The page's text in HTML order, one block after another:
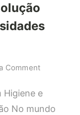
Commenton
da
Santher:
Higiene e
No mundo